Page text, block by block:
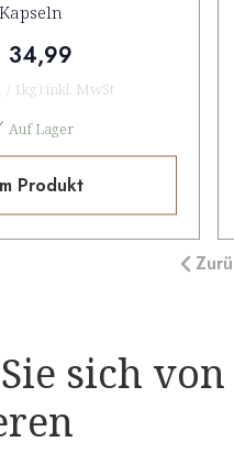
Kapseln
34,99
/ 1kg) inkl. MwSt
Auf Lager
Produkt
sich